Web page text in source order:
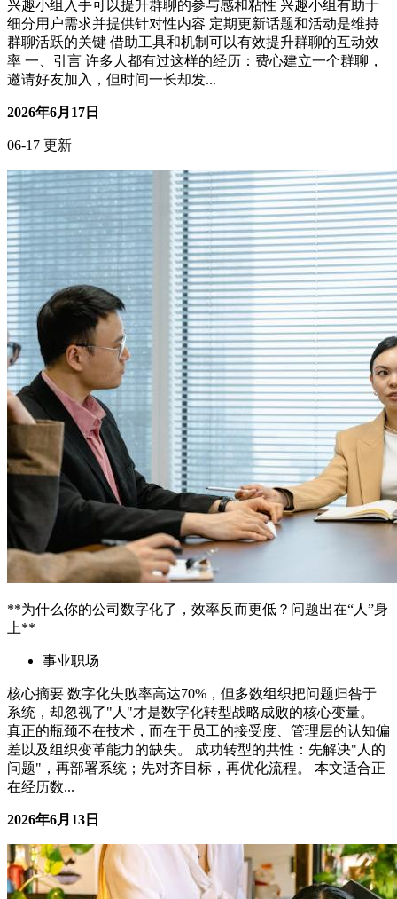
兴趣小组入手可以提升群聊的参与感和粘性 兴趣小组有助于
细分用户需求并提供针对性内容 定期更新话题和活动是维持
群聊活跃的关键 借助工具和机制可以有效提升群聊的互动效
率 一、引言 许多人都有过这样的经历：费心建立一个群聊，
邀请好友加入，但时间一长却发...
2026年6月17日
06-17 更新
**为什么你的公司数字化了，效率反而更低？问题出在“人”身
上**
事业职场
核心摘要 数字化失败率高达70%，但多数组织把问题归咎于
系统，却忽视了"人"才是数字化转型战略成败的核心变量。
真正的瓶颈不在技术，而在于员工的接受度、管理层的认知偏
差以及组织变革能力的缺失。 成功转型的共性：先解决"人的
问题"，再部署系统；先对齐目标，再优化流程。 本文适合正
在经历数...
2026年6月13日